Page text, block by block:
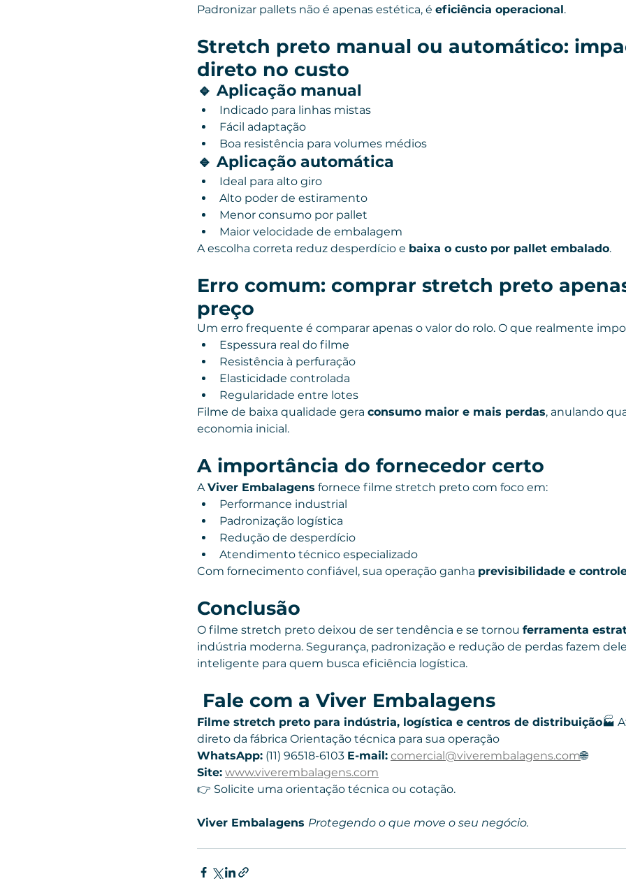
Padronizar pallets não é apenas estética, é eficiência operacional.
Stretch preto manual ou automático:
direto no custo
🔹 Aplicação manual
Indicado para linhas mistas
Fácil adaptação
Boa resistência para volumes médios
🔹 Aplicação automática
Ideal para alto giro
Alto poder de estiramento
Menor consumo por pallet
Maior velocidade de embalagem
A escolha correta reduz desperdício e baixa o custo por pallet embalado.
Erro comum: comprar stretch preto
preço
Um erro frequente é comparar apenas o valor do rolo. O que realmente
Espessura real do filme
Resistência à perfuração
Elasticidade controlada
Regularidade entre lotes
Filme de baixa qualidade gera consumo maior e mais perdas, anulando
economia inicial.
A importância do fornecedor certo
A Viver Embalagens fornece filme stretch preto com foco em:
Performance industrial
Padronização logística
Redução de desperdício
Atendimento técnico especializado
Com fornecimento confiável, sua operação ganha previsibilidade e
Conclusão
O filme stretch preto deixou de ser tendência e se tornou ferramenta
indústria moderna. Segurança, padronização e redução de perdas fazem
inteligente para quem busca eficiência logística.
Fale com a Viver Embalagens
Filme stretch preto para indústria, logística e centros de distribuição🏭
direto da fábrica Orientação técnica para sua operação
WhatsApp: (11) 96518-6103 E-mail: comercial@viverembalagens.com🌐
Site: www.viverembalagens.com
👉 Solicite uma orientação técnica ou cotação.
Viver Embalagens Protegendo o que move o seu negócio.